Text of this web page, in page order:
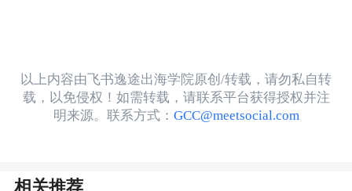
以上内容由飞书逸途出海学院原创/转载，请勿私自转
载，以免侵权！如需转载，请联系平台获得授权并注
明来源。联系方式： GCC@meetsocial.com
相关推荐